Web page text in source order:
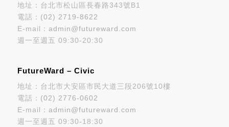
地址：台北市松山區長春路343號B1
電話： (02) 2719-8622
E-mail： admin@futureward.com
週一至週五 09:30-20:30
FutureWard – Civic
地址：台北市大安區市民大道三段206號10樓
電話： (02) 2776-0602
E-mail： admin@futureward.com
週一至週五 09:30-18:30